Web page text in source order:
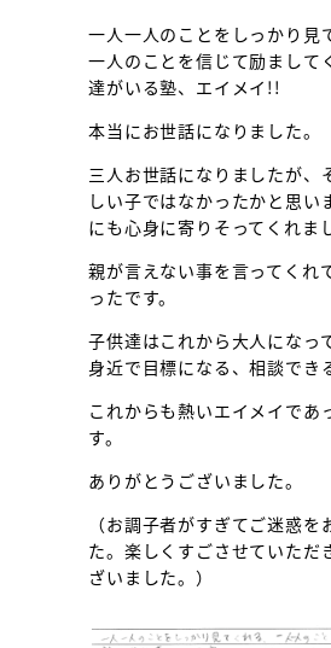
一人一人のことをしっかり見
一人のことを信じて励まして
達がいる塾、エイメイ!!
本当にお世話になりました。
三人お世話になりましたが、
しい子ではなかったかと思い
にも心身に寄りそってくれま
親が言えない事を言ってくれ
ったです。
子供達はこれから大人になっ
身近で目標になる、相談でき
これからも熱いエイメイであ
す。
ありがとうございました。
（お調子者がすぎてご迷惑を
た。楽しくすごさせていただ
ざいました。）